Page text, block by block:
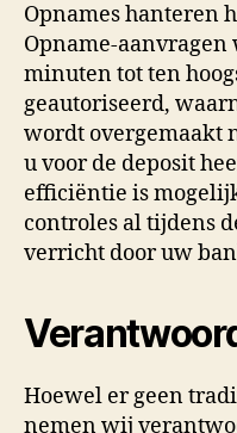
Opnames hanteren
Opname-
minuten tot ten
geautoriseerd,
wordt overgemaakt
u voor de deposit
efficiëntie is
controles al tijdens
verricht door uw
Hoewel er geen
nemen wij